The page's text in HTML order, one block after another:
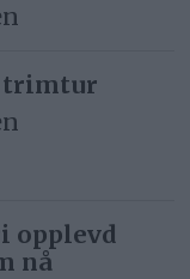
trimtur
opplevd
nå